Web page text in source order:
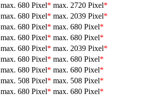
max. 680 Pixel* max. 2720 Pixel*
max. 680 Pixel* max. 2039 Pixel*
max. 680 Pixel* max. 680 Pixel*
max. 680 Pixel* max. 680 Pixel*
max. 680 Pixel* max. 2039 Pixel*
max. 680 Pixel* max. 680 Pixel*
max. 680 Pixel* max. 680 Pixel*
max. 508 Pixel* max. 508 Pixel*
max. 680 Pixel* max. 680 Pixel*